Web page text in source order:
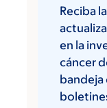
Reciba
en la
cáncer
bandeja